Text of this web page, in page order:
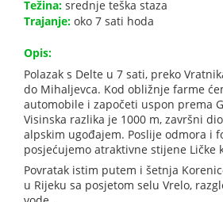
Težina: srednje teška staza
Trajanje: oko 7 sati hoda
Opis:
Polazak s Delte u 7 sati, preko
do Mihaljevca. Kod obližnje farme
automobile i započeti uspon prema
Visinska razlika je 1000 m, završni
alpskim ugođajem. Poslije odmora i
posjećujemo atraktivne stijene Ličke
Povratak istim putem i šetnja
u Rijeku sa posjetom selu Vrelo,